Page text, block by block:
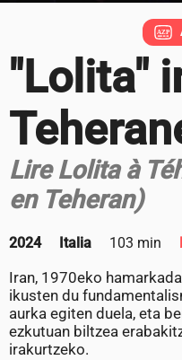
"Lolita"
Lire Lolita à
en Teheran)
2024 Italia 103 min
Iran, 1970eko
ikusten du
aurka egiten duela, eta
ezkutuan biltzea
irakurtzeko.